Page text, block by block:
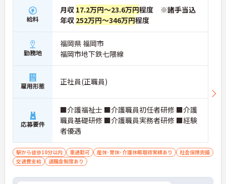
・退職金制度あり
→ 長く働きながら収入面の安心につながります♪
■ 子育て支援が充実した環境
院内託児所を利用できる環境です
・対象は4ヶ月～未就学児
・3歳児以上は利用料無料
→ 子育てと仕事の両立を目指しやすい環境です♪
■ 日勤中心で働きやすい勤務
生活リズムを整えやすい勤務体制です
・日勤常勤
・日祝休み
→ プライベートとの両立を目指しやすい職場です♪
給料
月収 17.2万円～23.6万円程度 ※諸手当込
年収 252万円～346万円程度
勤務地
福岡県 福岡市
福岡市地下鉄七隈線
雇用形態 正社員(正職員)
応募要件
■介護福祉士 ■介護職員初任者研修 ■介護
職員基礎研修 ■介護職員実務者研修 ■経験
者優遇
駅から徒歩10分以内 車通勤可 産休･育休･介護休暇取得実績あり
社会保険完備
交通費支給
退職金制度あり